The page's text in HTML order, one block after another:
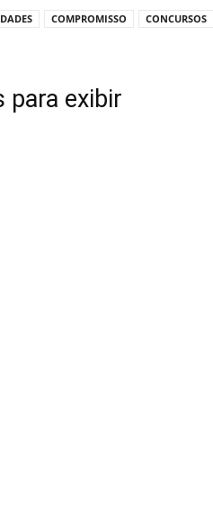
COMPROMISSO CONCURSOS
para exibir